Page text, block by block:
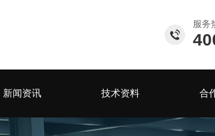
服务
新闻资讯 技术资料 合